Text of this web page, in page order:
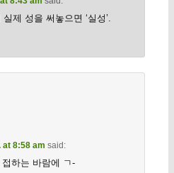
제 성을 써놓으면 ‘실성’.
at 8:58 am said:
하는 바람에 ㄱ-